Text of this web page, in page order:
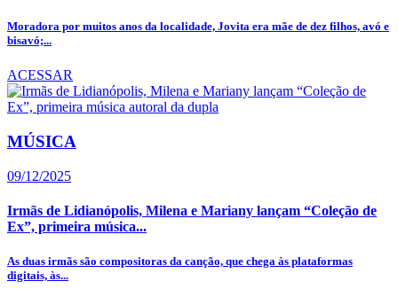
Moradora por muitos anos da localidade, Jovita era mãe de dez filhos, avó e
bisavó;...
ACESSAR
MÚSICA
09/12/2025
Irmãs de Lidianópolis, Milena e Mariany lançam “Coleção de
Ex”, primeira música...
As duas irmãs são compositoras da canção, que chega às plataformas
digitais, às...